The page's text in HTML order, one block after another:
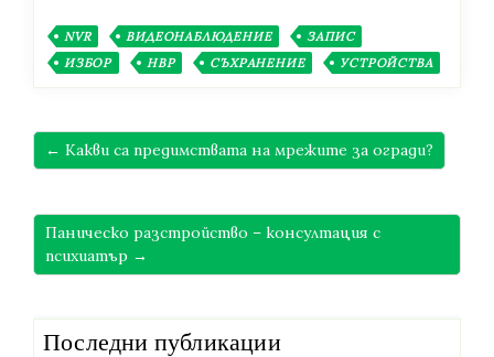
NVR ВИДЕОНАБЛЮДЕНИЕ
ЗАПИС
ИЗБОР
НВР СЪХРАНЕНИЕ УСТРОЙСТВА
← Какви са предимствата на мрежите за огради?
Паническо разстройство – консултация с
психиатър →
Последни публикации